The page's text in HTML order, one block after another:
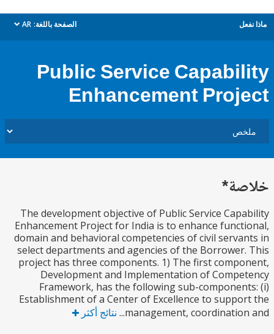
الصفحة باللغة: AR
dropdown
Public Service
Enhancement
The development objective of Public Service
Enhancement Project for India is to enhance
domain and behavioral competencies of civil
select departments and agencies of the
project has three components. 1) The first
Development and Implementation of
Framework, has the following sub-
Establishment of a Center of Excellence to
management, نتائج أكثر